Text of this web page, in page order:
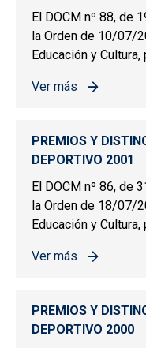
El DOCM nº 88, de
la Orden de 10/07/
Educación y Cultura,
Ver más
sobre PREMIOS Y
PREMIOS Y
DEPORTIVO 2001
El DOCM nº 86, de
la Orden de 18/07/
Educación y Cultura,
Ver más
sobre PREMIOS Y
PREMIOS Y
DEPORTIVO 2000